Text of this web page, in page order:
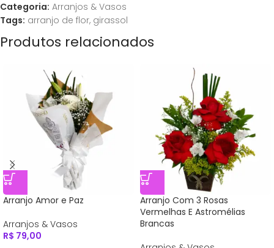
Categoria: Arranjos & Vasos
Tags: arranjo de flor, girassol
Produtos relacionados
Arranjo Amor e Paz
Arranjos & Vasos
R$ 79,00
Arranjo Com 3 Rosas
Vermelhas E Astromélias
Brancas